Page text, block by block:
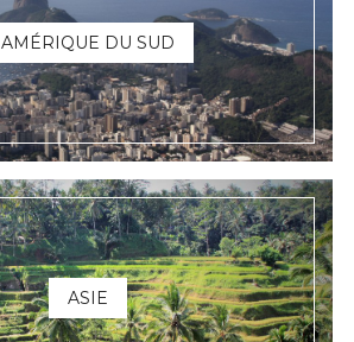
AMÉRIQUE DU SUD
ASIE